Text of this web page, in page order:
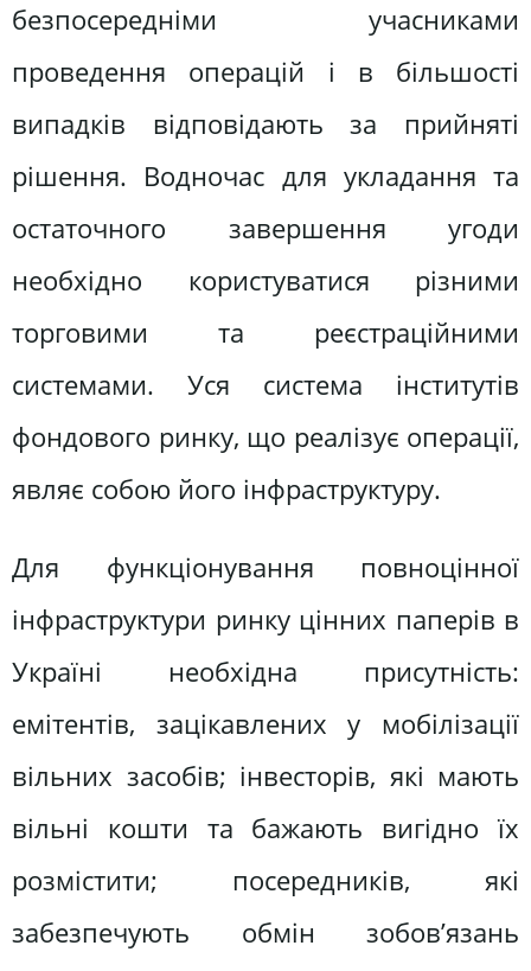
безпосередніми учасниками
проведення операцій і в більшості
випадків відповідають за прийняті
рішення. Водночас для укладання та
остаточного завершення угоди
необхідно користуватися різними
торговими та реєстраційними
системами. Уся система інститутів
фондового ринку, що реалізує операції,
являє собою його інфраструктуру.
Для функціонування повноцінної
інфраструктури ринку цінних паперів в
Україні необхідна присутність:
емітентів, зацікавлених у мобілізації
вільних засобів; інвесторів, які мають
вільні кошти та бажають вигідно їх
розмістити; посередників, які
забезпечують обмін зобов’язань